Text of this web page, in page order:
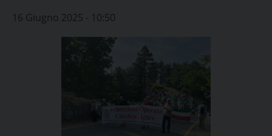
16 Giugno 2025 - 10:50